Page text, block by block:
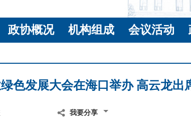
政协概况 机构组成 会议活动
色发展大会在海口举办 高云龙出
我要分享